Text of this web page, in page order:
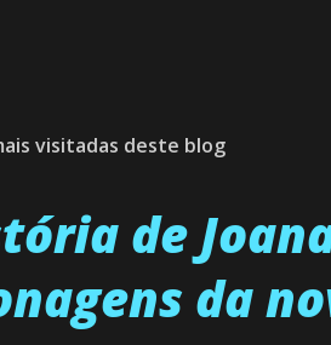
visitadas deste blog
de
da